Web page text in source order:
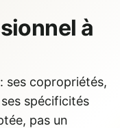
à
ses copropriétés,
spécificités
pas un